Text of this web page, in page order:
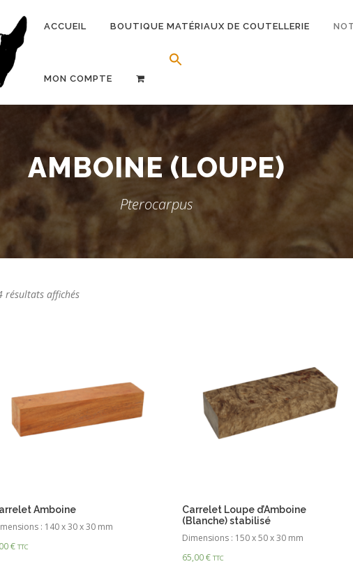
ACCUEIL BOUTIQUE MATÉRIAUX DE COUTELLERIE
MON COMPTE
AMBOINE (LOUPE)
Pterocarpus
résultats affichés
Amboine
: 140 x 30 x 30 mm
€ TTC
Carrelet Loupe d’Amboine
(Blanche) stabilisé
Dimensions : 150 x 50 x 30 mm
65,00€ TTC